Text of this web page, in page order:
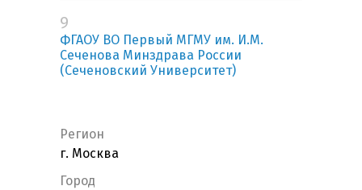
9
ФГАОУ ВО Первый МГМУ им. И.М.
Сеченова Минздрава России
(Сеченовский Университет)
Регион
г. Москва
Город